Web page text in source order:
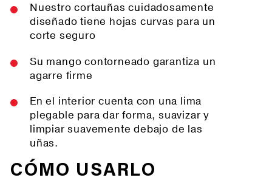
Nuestro cortauñas cuidadosamente
diseñado tiene hojas curvas para un
corte seguro
Su mango contorneado garantiza un
agarre firme
En el interior cuenta con una lima
plegable para dar forma, suavizar y
limpiar suavemente debajo de las
uñas.
CÓMO USARLO